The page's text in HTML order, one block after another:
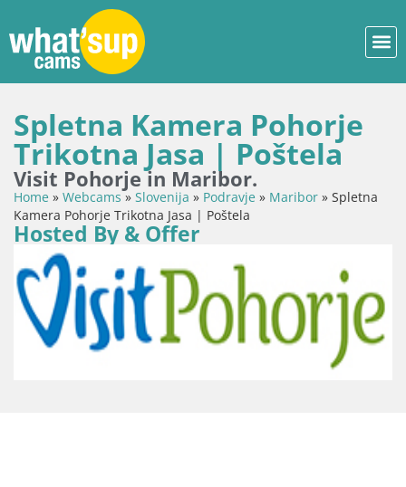
Spletna Kamera Pohorje
Trikotna Jasa | Poštela
Visit Pohorje in Maribor.
Home » Webcams» Slovenija » Podravje » Maribor » Spletna
Kamera Pohorje Trikotna Jasa | Poštela
Hosted By & Offer